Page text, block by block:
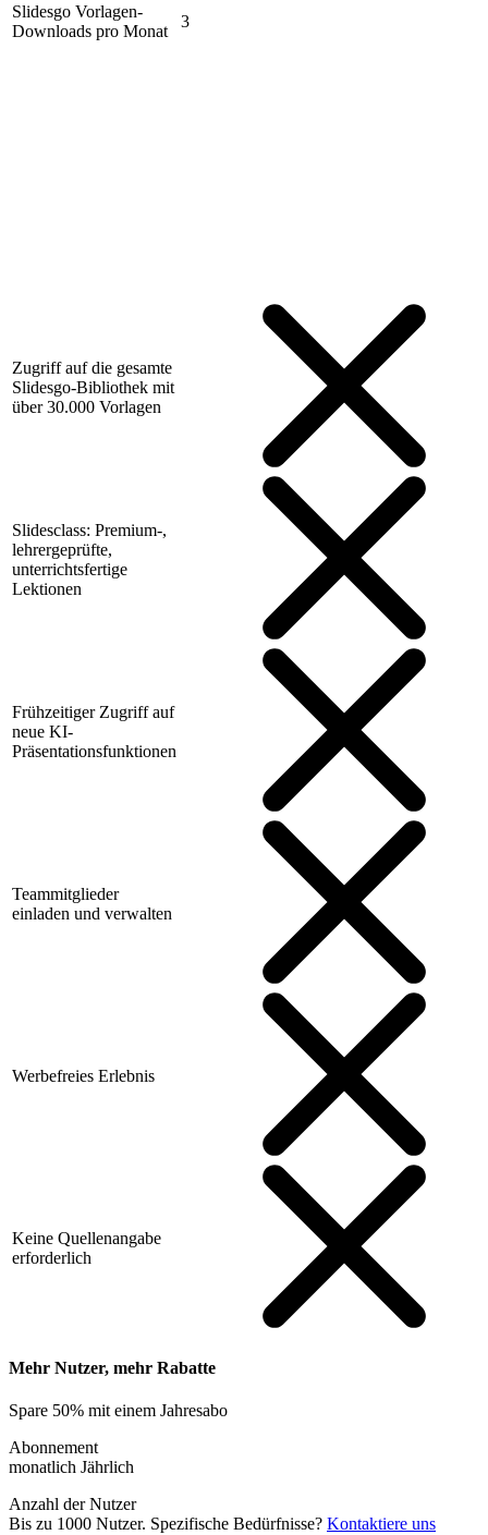
Slidesgo Vorlagen-
Downloads pro Monat
3
Zugriff auf die gesamte
Slidesgo-Bibliothek mit
über 30.000 Vorlagen
Slidesclass: Premium-,
lehrergeprüfte,
unterrichtsfertige
Lektionen
Frühzeitiger Zugriff auf
neue KI-
Präsentationsfunktionen
Teammitglieder
einladen und verwalten
Werbefreies Erlebnis
Keine Quellenangabe
erforderlich
Mehr Nutzer, mehr Rabatte
Spare 50% mit einem Jahresabo
Abonnement
monatlich Jährlich
Anzahl der Nutzer
Bis zu 1000 Nutzer. Spezifische Bedürfnisse? Kontaktiere uns